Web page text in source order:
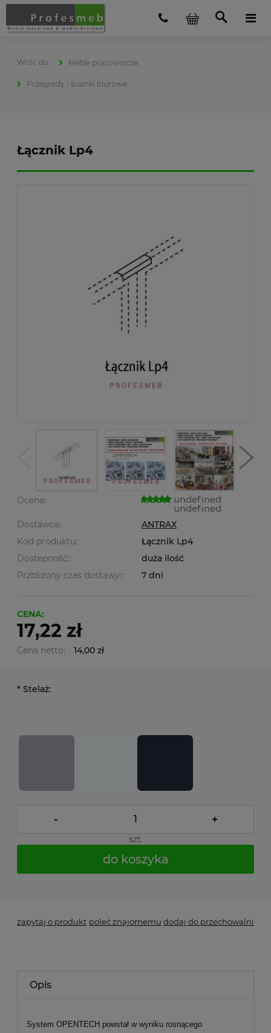
Meble pracownicze
Przegrody i ścianki biurowe
Łącznik Lp4
Ocena: undefined
undefined
Dostawca:
ANTRAX
Kod produktu:
Łącznik Lp4
Dostepność::
duża ilość
Przbliżony czas dostawy::
7 dni
CENA:
17,22 zł
Cena netto: 14,00 zł
* Stelaż:
- +
szt.
do koszyka
zapytaj o produkt poleć znajomemu dodaj do przechowalni
Opis
System OPENTECH powstał w wyniku rosnącego